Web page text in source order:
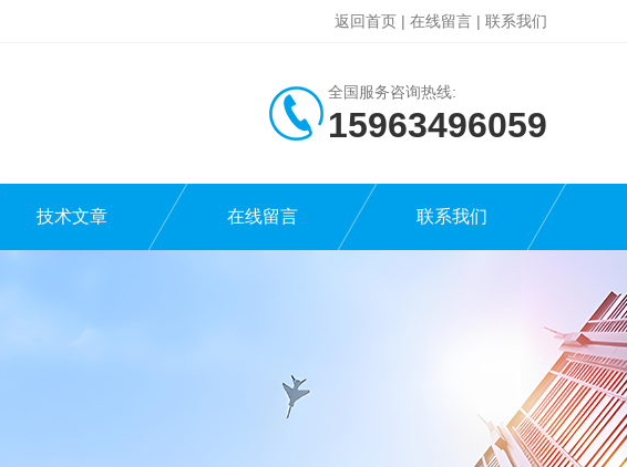
返回首页 | 在线留言 | 联系我们
全国服务咨询热线:
15963496059
技术文章 在线留言 联系我们